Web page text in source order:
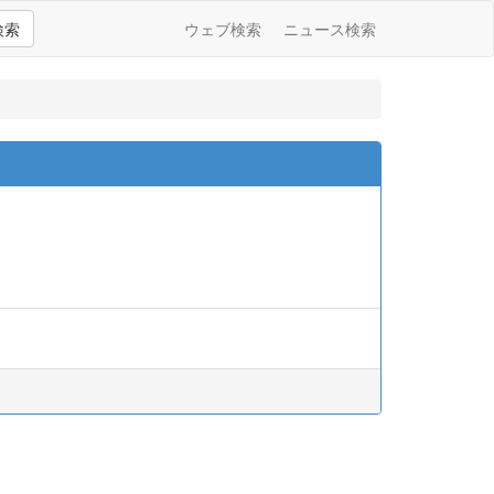
索 ウェブ検索 ニュース検索